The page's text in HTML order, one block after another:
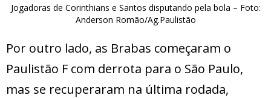
Jogadoras de Corinthians e Santos disputando pela bola – Foto:
Anderson Romão/Ag.Paulistão
Por outro lado, as Brabas começaram o
Paulistão F com derrota para o São Paulo,
mas se recuperaram na última rodada,